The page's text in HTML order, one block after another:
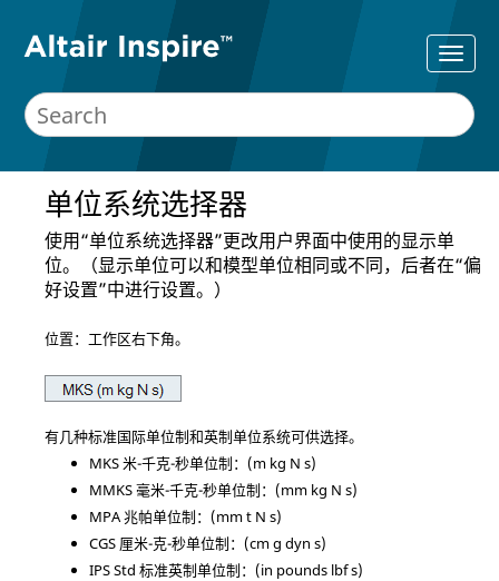
单位系统选择器
使用“单位系统选择器”更改用户界面中使用的显示单
位。（显示单位可以和模型单位相同或不同，后者在“偏
好设置”中进行设置。）
位置：工作区右下角。
有几种标准国际单位制和英制单位系统可供选择。
MKS 米-千克-秒单位制：(m kg N s)
MMKS 毫米-千克-秒单位制：(mm kg N s)
MPA 兆帕单位制：(mm t N s)
CGS 厘米-克-秒单位制：(cm g dyn s)
IPS Std 标准英制单位制：(in pounds lbf s)